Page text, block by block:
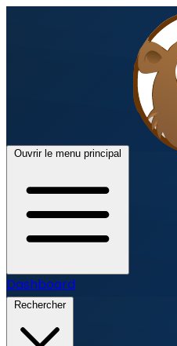
Ouvrir le menu principal
Dashboard
Rechercher